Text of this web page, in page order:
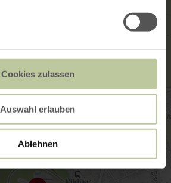
Cookies zulassen
Auswahl erlauben
Ablehnen